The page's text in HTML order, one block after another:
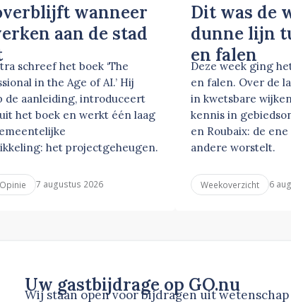
wanneer
aan de stad
schreef het boek ‘The
in the Age of AI.’ Hij
de aanleiding, introduceert
het boek en werkt één laag
het projectgeheugen.
Opinie 7 augustus 2026
Dit was de
dunne lijn
en falen
Deze week ging
en falen. Over de
in kwetsbare
kennis in
en Roubaix: de
andere worstelt.
Weekoverzicht 6
Uw gastbijdrage op GO.nu
Wij staan open voor bijdragen uit wetenschap